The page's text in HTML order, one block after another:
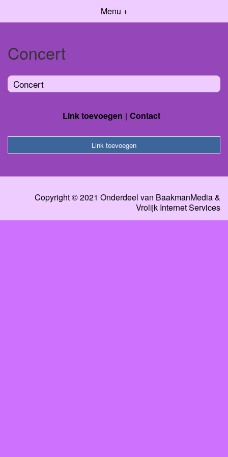
Menu +
Concert
Concert
Link toevoegen Contact
Link toevoegen
Copyright © 2021 Onderdeel van BaakmanMedia&
Vrolijk Internet Services